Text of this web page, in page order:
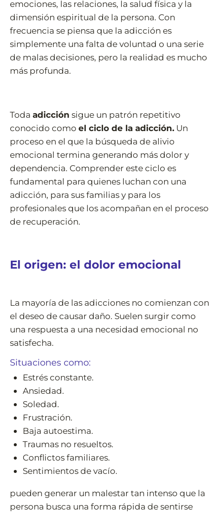
emociones, las relaciones, la salud física y la
dimensión espiritual de la persona. Con
frecuencia se piensa que la adicción es
simplemente una falta de voluntad o una serie
de malas decisiones, pero la realidad es mucho
más profunda.
Toda adicción sigue un patrón repetitivo
conocido como el ciclo de la adicción. Un
proceso en el que la búsqueda de alivio
emocional termina generando más dolor y
dependencia. Comprender este ciclo es
fundamental para quienes luchan con una
adicción, para sus familias y para los
profesionales que los acompañan en el proceso
de recuperación.
El origen: el dolor emocional
La mayoría de las adicciones no comienzan con
el deseo de causar daño. Suelen surgir como
una respuesta a una necesidad emocional no
satisfecha.
Situaciones como:
Estrés constante.
Ansiedad.
Soledad.
Frustración.
Baja autoestima.
Traumas no resueltos.
Conflictos familiares.
Sentimientos de vacío.
pueden generar un malestar tan intenso que la
persona busca una forma rápida de sentirse